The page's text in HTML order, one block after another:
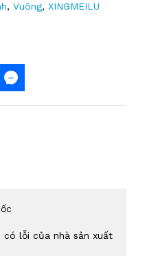
, Vuông, XINGMEILU
có lỗi của nhà sản xuất